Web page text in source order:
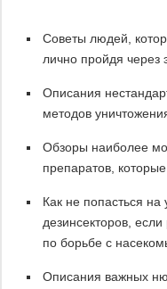
Советы людей,
лично пройдя через
Описания
методов
Обзоры наиболее
препаратов,
Как не попасться
дезинсекторов,
по борьбе с
Описания важных